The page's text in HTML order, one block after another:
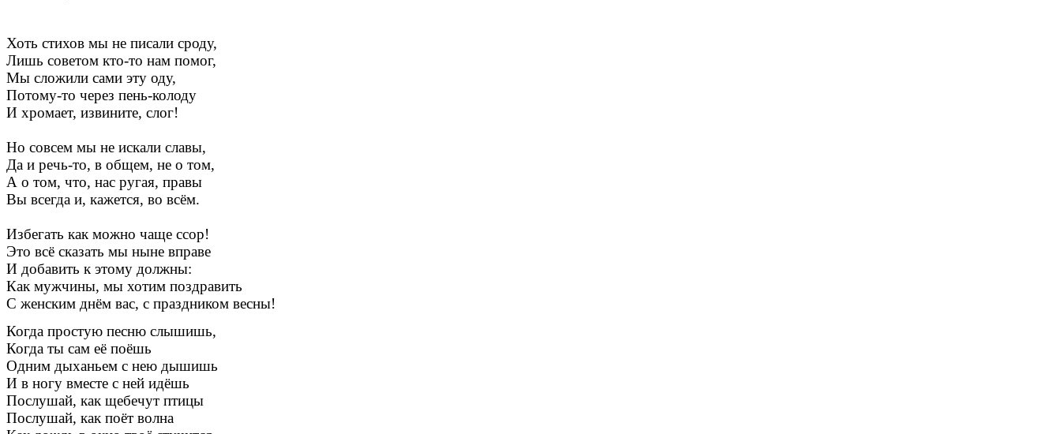
Хоть стихов мы не писали сроду,
Лишь советом кто-то нам помог,
Мы сложили сами эту оду,
Потому-то через пень-колоду
И хромает, извините, слог!
Но совсем мы не искали славы,
Да и речь-то, в общем, не о том,
А о том, что, нас ругая, правы
Вы всегда и, кажется, во всём.
Избегать как можно чаще ссор!
Это всё сказать мы ныне вправе
И добавить к этому должны:
Как мужчины, мы хотим поздравить
С женским днём вас, с праздником весны!
Когда простую песню слышишь,
Когда ты сам её поёшь
Одним дыханьем с нею дышишь
И в ногу вместе с ней идёшь
Послушай, как щебечут птицы
Послушай, как поёт волна